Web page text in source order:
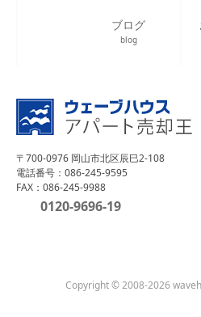
ブログ
blog
〒700-0976 岡山市北区辰巳2-108
電話番号：086-245-9595
FAX：086-245-9988
0120-9696-19
Copyright © 2008-2026